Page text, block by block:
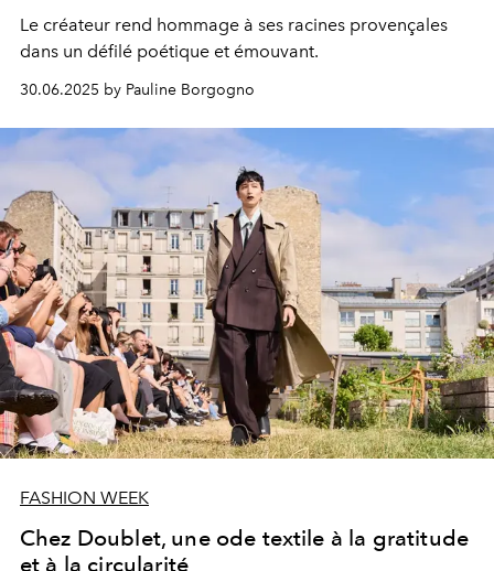
Le créateur rend hommage à ses racines provençales
dans un défilé poétique et émouvant.
30.06.2025 by Pauline Borgogno
FASHION WEEK
Chez Doublet, une ode textile à la gratitude
et à la circularité